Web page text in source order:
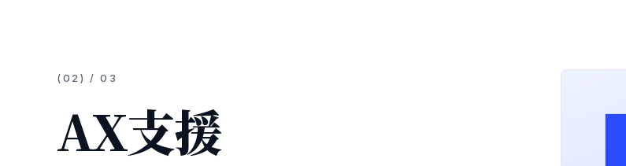
(02 ) / 0 3
AX支援